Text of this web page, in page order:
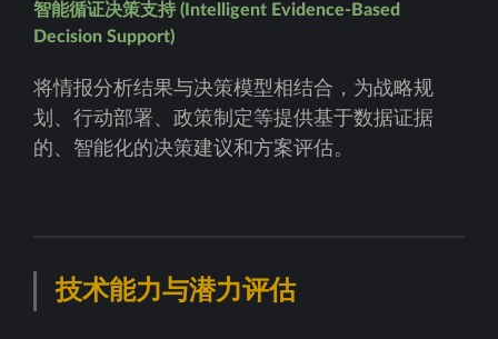
智能循证决策支持 (Intelligent Evidence-Based
Decision Support)
将情报分析结果与决策模型相结合，为战略规
划、行动部署、政策制定等提供基于数据证据
的、智能化的决策建议和方案评估。
技术能力与潜力评估